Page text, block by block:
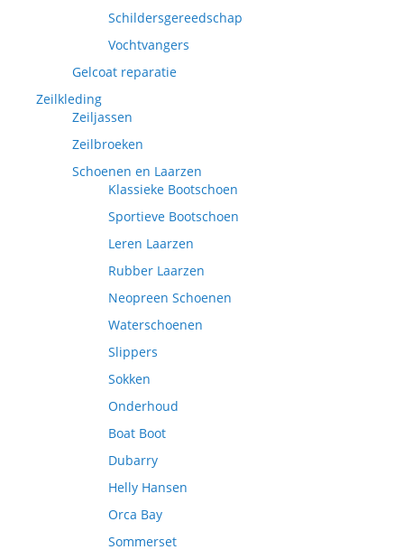
Schildersgereedschap
Vochtvangers
Gelcoat reparatie
Zeilkleding
Zeiljassen
Zeilbroeken
Schoenen en Laarzen
Klassieke Bootschoen
Sportieve Bootschoen
Leren Laarzen
Rubber Laarzen
Neopreen Schoenen
Waterschoenen
Slippers
Sokken
Onderhoud
Boat Boot
Dubarry
Helly Hansen
Orca Bay
Sommerset